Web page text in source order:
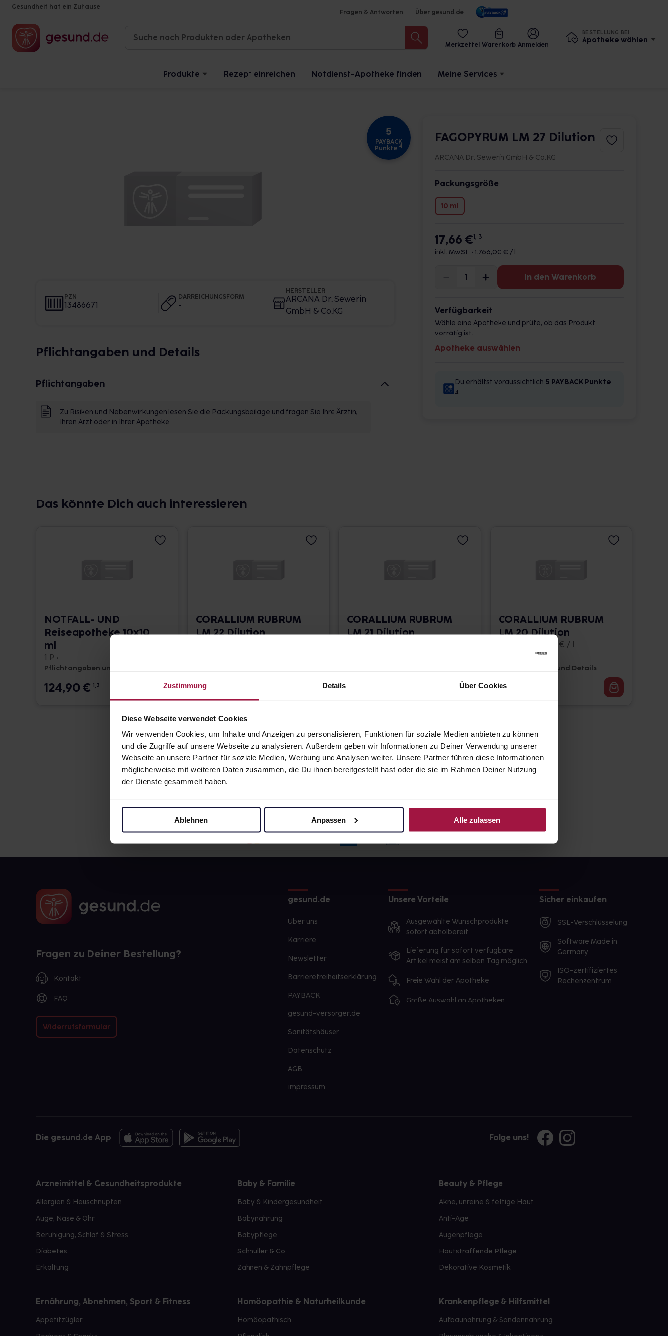
Zustimmung Details Über Cookies
Diese Webseite verwendet Cookies
Wir verwenden Cookies, um Inhalte und Anzeigen zu personalisieren, Funktionen für soziale Medien anbieten zu können
und die Zugriffe auf unsere Webseite zu analysieren. Außerdem geben wir Informationen zu Deiner Verwendung unserer
Webseite an unsere Partner für soziale Medien, Werbung und Analysen weiter. Unsere Partner führen diese Informationen
möglicherweise mit weiteren Daten zusammen, die Du ihnen bereitgestellt hast oder die sie im Rahmen Deiner Nutzung
der Dienste gesammelt haben.
Ablehnen Anpassen Alle zulassen
Gesundheit hat ein Zuhause
Fragen & Antworten Über gesund.de
Merkzettel Warenkorb Anmelden
BESTELLUNG BEI
Apotheke wählen
Produkte Rezept einreichen Notdienst-Apotheke finden Meine Services
5
PAYBACK
Punkte 4
PZN
13486671
DARREICHUNGSFORM
-
HERSTELLER
ARCANA Dr. Sewerin
GmbH & Co.KG
Pflichtangaben und Details
Pflichtangaben
Zu Risiken und Nebenwirkungen lesen Sie die Packungsbeilage und fragen Sie Ihre Ärztin,
Ihren Arzt oder in Ihrer Apotheke.
FAGOPYRUM LM 27 Dilution
ARCANA Dr. Sewerin GmbH & Co.KG
Packungsgröße
10 ml
17,66 €1, 3
inkl. MwSt. • 1.766,00 € / l
In den Warenkorb
Verfügbarkeit
Wähle eine Apotheke und prüfe, ob das Produkt
vorrätig ist.
Apotheke auswählen
Du erhältst voraussichtlich 5 PAYBACK Punkte
4
Das könnte Dich auch interessieren
NOTFALL- UND
Reiseapotheke 10x10
ml
1 P •
Pflichtangaben und Details
124,90€ 1, 3
CORALLIUM RUBRUM
LM 22 Dilution
17,66
CORALLIUM RUBRUM
LM 21 Dilution
CORALLIUM RUBRUM
LM 20 Dilution
10 ml • 1.662,00 € / l
Pflichtangaben und Details
16,62
Fragen zu Deiner Bestellung?
Kontakt
FAQ
Widerrufsformular
gesund.de
Über uns
Karriere
Newsletter
Barrierefreiheitserklärung
PAYBACK
gesund-versorger.de
Sanitätshäuser
Datenschutz
AGB
Impressum
Unsere Vorteile
Ausgewählte Wunschprodukte
sofort abholbereit
Lieferung für sofort verfügbare
Artikel meist am selben Tag möglich
Freie Wahl der Apotheke
Große Auswahl an Apotheken
Sicher einkaufen
SSL-Verschlüsselung
Software Made in
Germany
ISO-zertifiziertes
Rechenzentrum
Die gesund.de App Folge uns!
Arzneimittel & Gesundheitsprodukte
Allergien & Heuschnupfen
Auge, Nase & Ohr
Beruhigung, Schlaf & Stress
Diabetes
Erkältung
Baby & Familie
Baby & Kindergesundheit
Babynahrung
Babypflege
Schnuller & Co.
Zahnen & Zahnpflege
Beauty & Pflege
Akne, unreine & fettige Haut
Anti-Age
Augenpflege
Hautstraffende Pflege
Dekorative Kosmetik
Ernährung, Abnehmen, Sport & Fitness
Appetitzügler
Homöopathie & Naturheilkunde
Homöopathisch
Krankenpflege & Hilfsmittel
Aufbaunahrung & Sondennahrung